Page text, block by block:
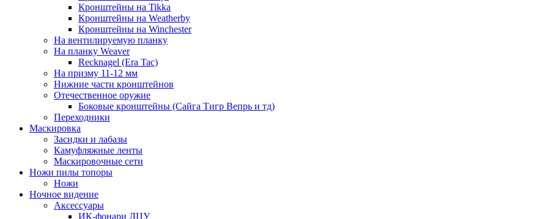
Кронштейны на Tikka
Кронштейны на Weatherby
Кронштейны на Winchester
На вентилируемую планку
На планку Weaver
Recknagel (Era Tac)
На призму 11-12 мм
Нижние части кронштейнов
Отечественное оружие
Боковые кронштейны (Сайга Тигр Вепрь и тд)
Переходники
Маскировка
Засидки и лабазы
Камуфляжные ленты
Маскировочные сети
Ножи пилы топоры
Ножи
Ночное видение
Аксессуары
ИК-фонари ЛЦУ